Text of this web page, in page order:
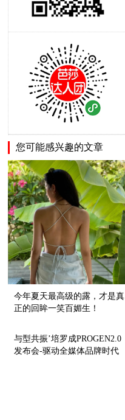
您可能感兴趣的文章
今年夏天最高级的露，才是真
正的回眸一笑百媚生！
与型共振’培罗成PROGEN2.0
发布会-驱动全媒体品牌时代